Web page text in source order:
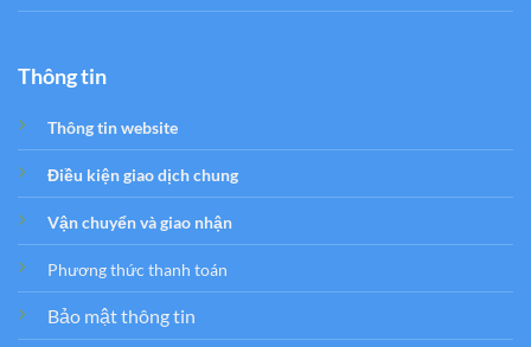
Thông tin
Thông tin website
Điều kiện giao dịch chung
Vận chuyển và giao nhận
Phương thức thanh toán
Bảo mật thông tin